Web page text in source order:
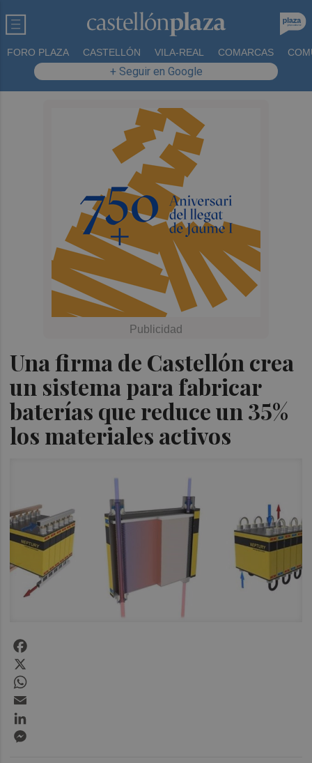
FORO PLAZA CASTELLÓN VILA-REAL COMARCAS
+ Seguir en Google
Una firma de Castellón crea
un sistema para fabricar
baterías que reduce un 35%
los materiales activos